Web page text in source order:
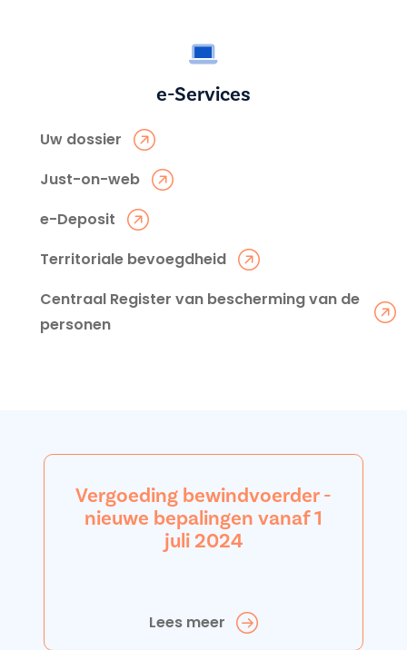
e-Services
Uw dossier
Just-on-web
e-Deposit
Territoriale bevoegdheid
Centraal Register van bescherming van de
personen
Vergoeding bewindvoerder -
nieuwe bepalingen vanaf 1
juli 2024
Lees meer